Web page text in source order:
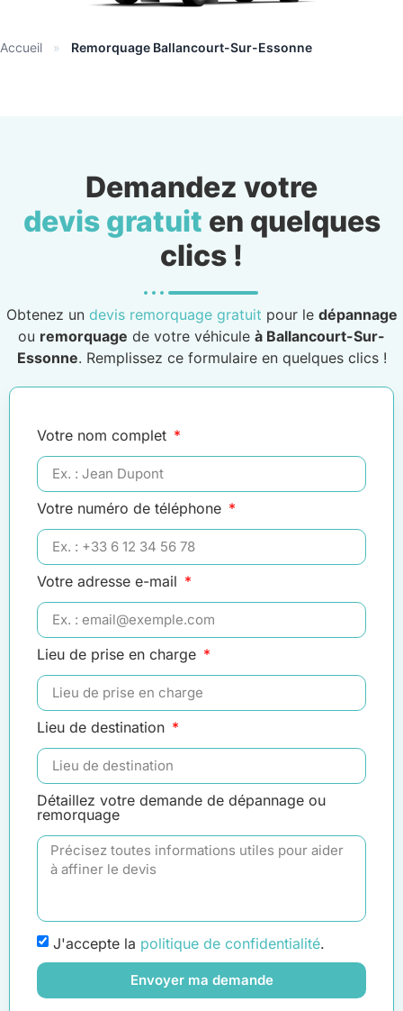
Accueil » Remorquage Ballancourt-Sur-Essonne
Demandez votre
devis gratuit en quelques
clics !
Obtenez un devis remorquage gratuit pour le dépannage
ou remorquage de votre véhicule à Ballancourt-Sur-
Essonne. Remplissez ce formulaire en quelques clics !
Votre nom complet
Votre numéro de téléphone
Votre adresse e-mail
Lieu de prise en charge
Lieu de destination
Détaillez votre demande de dépannage ou
remorquage
J'accepte la politique de confidentialité.
Envoyer ma demande